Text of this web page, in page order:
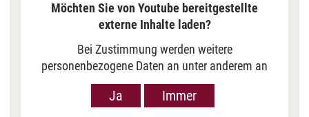
Möchten Sie von Youtube bereitgestellte
externe Inhalte laden?
Bei Zustimmung werden weitere
personenbezogene Daten an unter anderem an
Google in den USA übermittelt, um Ihnen Youtube-
Videos anzuzeigen. Der Europäische Gerichtshof
Ja Immer